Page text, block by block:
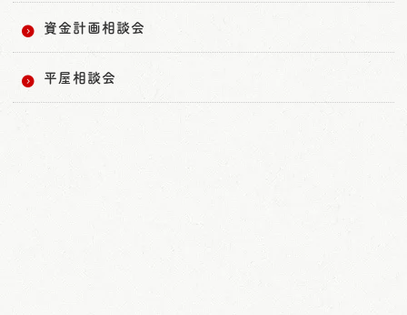
資金計画相談会
平屋相談会